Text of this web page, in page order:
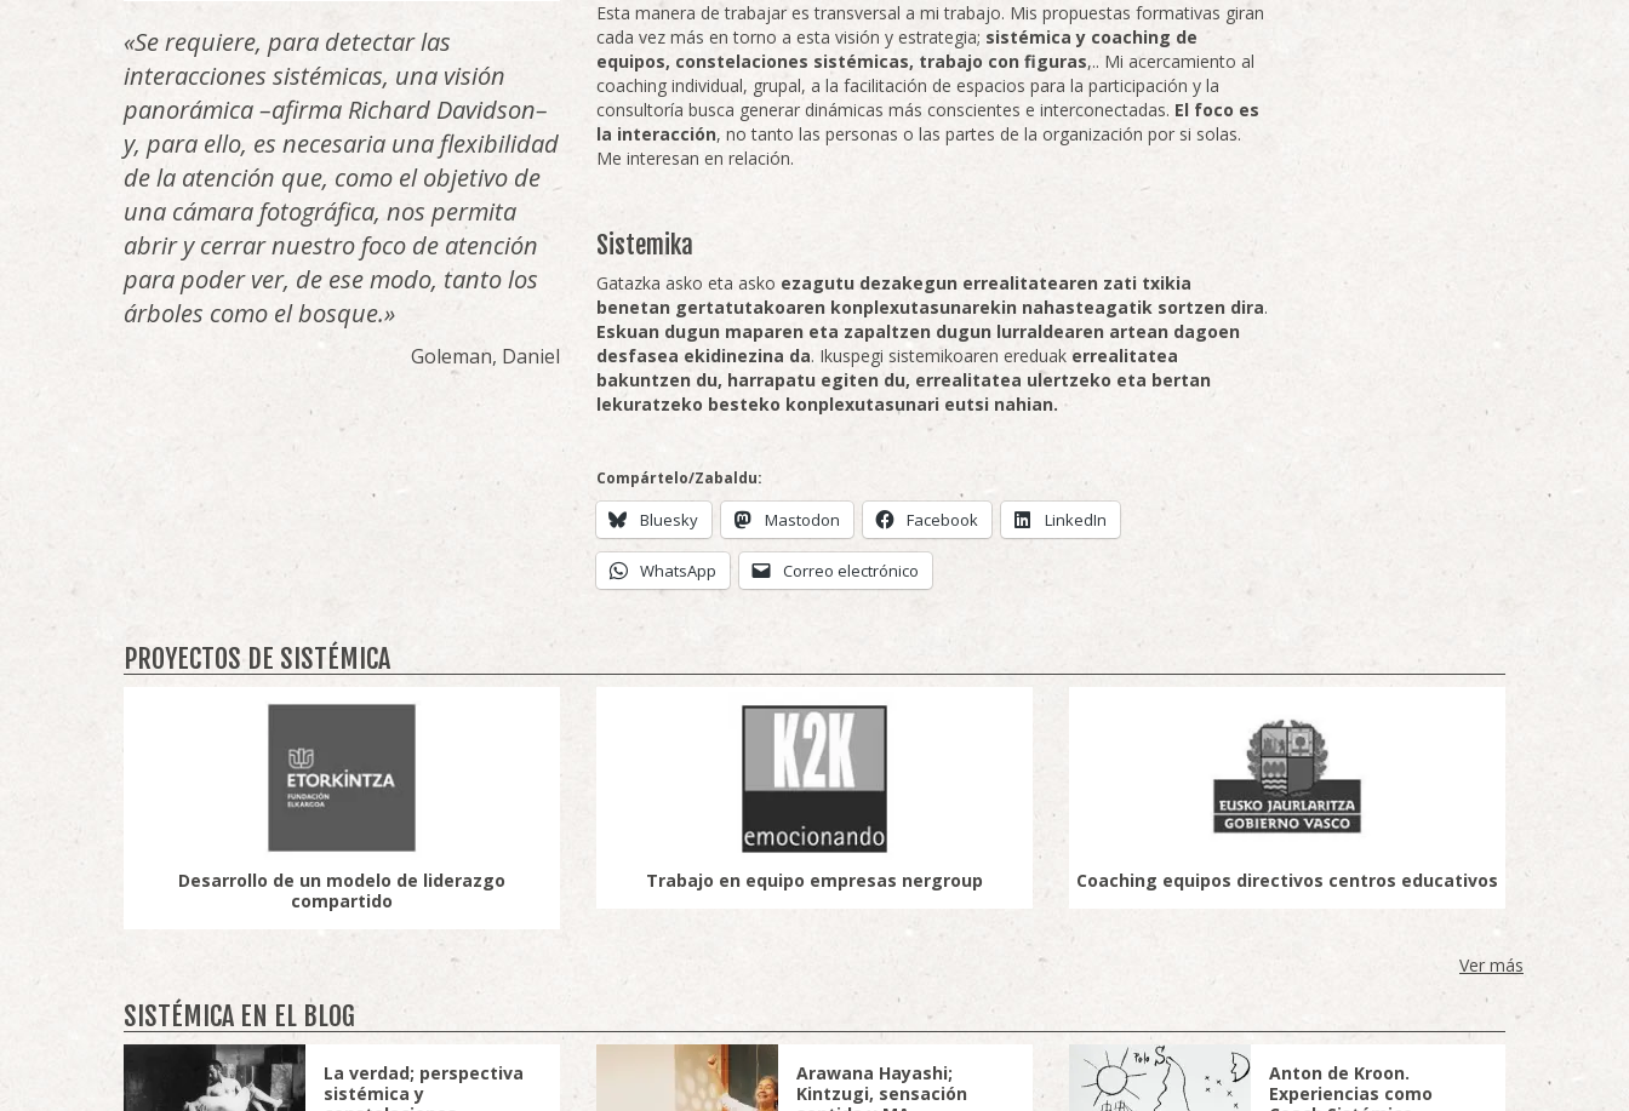
«Se requiere, para detectar las
interacciones sistémicas, una visión
panorámica –afirma Richard Davidson–
y, para ello, es necesaria una flexibilidad
de la atención que, como el objetivo de
una cámara fotográfica, nos permita
abrir y cerrar nuestro foco de atención
para poder ver, de ese modo, tanto los
árboles como el bosque.»
Goleman, Daniel
Esta manera de trabajar es transversal a mi trabajo. Mis propuestas formativas giran
cada vez más en torno a esta visión y estrategia; sistémica y coaching de
equipos, constelaciones sistémicas, trabajo con figuras,.. Mi acercamiento al
coaching individual, grupal, a la facilitación de espacios para la participación y la
consultoría busca generar dinámicas más conscientes e interconectadas. El foco es
la interacción, no tanto las personas o las partes de la organización por si solas.
Me interesan en relación.
Sistemika
Gatazka asko eta asko ezagutu dezakegun errealitatearen zati txikia
benetan gertatutakoaren konplexutasunarekin nahasteagatik sortzen dira.
Eskuan dugun maparen eta zapaltzen dugun lurraldearen artean dagoen
desfasea ekidinezina da. Ikuspegi sistemikoaren ereduak errealitatea
bakuntzen du, harrapatu egiten du, errealitatea ulertzeko eta bertan
lekuratzeko besteko konplexutasunari eutsi nahian.
Compártelo/Zabaldu:
Bluesky Mastodon Facebook LinkedIn
WhatsApp Correo electrónico
PROYECTOS DE SISTÉMICA
Desarrollo de un modelo de liderazgo
compartido
Trabajo en equipo empresas nergroup Coaching equipos directivos centros educativos
Ver más
SISTÉMICA EN EL BLOG
La verdad; perspectiva
sistémica y
Arawana Hayashi;
Kintzugi, sensación
Anton de Kroon.
Experiencias como